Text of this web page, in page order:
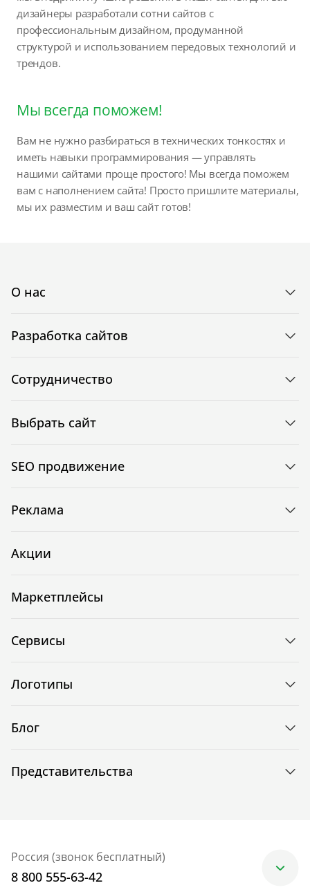
дизайнеры разработали сотни сайтов с
профессиональным дизайном, продуманной
структурой и использованием передовых технологий и
трендов.
Мы всегда поможем!
Вам не нужно разбираться в технических тонкостях и
иметь навыки программирования — управлять
нашими сайтами проще простого! Мы всегда поможем
вам с наполнением сайта! Просто пришлите материалы,
мы их разместим и ваш сайт готов!
О нас
Разработка сайтов
Сотрудничество
Выбрать сайт
SEO продвижение
Реклама
Акции
Маркетплейсы
Сервисы
Логотипы
Блог
Представительства
Россия (звонок бесплатный)
8 800 555-63-42